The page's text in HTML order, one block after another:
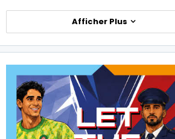
Afficher Plus